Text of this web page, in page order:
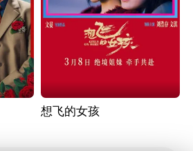
想飞的女孩